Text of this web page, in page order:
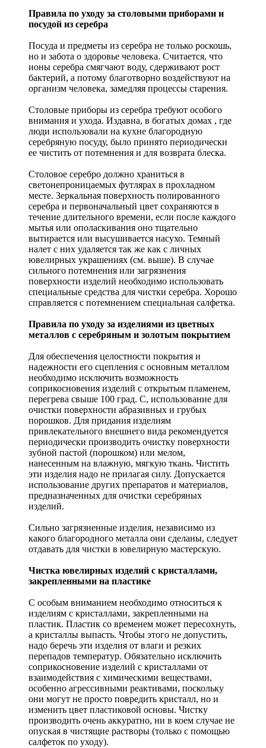
Правила по уходу за столовыми приборами и
посудой из серебра
Посуда и предметы из серебра не только роскошь,
но и забота о здоровье человека. Считается, что
ионы серебра смягчают воду, сдерживают рост
бактерий, а потому благотворно воздействуют на
организм человека, замедляя процессы старения.
Столовые приборы из серебра требуют особого
внимания и ухода. Издавна, в богатых домах , где
люди использовали на кухне благородную
серебряную посуду, было принято периодически
ее чистить от потемнения и для возврата блеска.
Столовое серебро должно храниться в
светонепроницаемых футлярах в прохладном
месте. Зеркальная поверхность полированного
серебра и первоначальный цвет сохраняются в
течение длительного времени, если после каждого
мытья или ополаскивания оно тщательно
вытирается или высушивается насухо. Темный
налет с них удаляется так же как с личных
ювелирных украшениях (см. выше). В случае
сильного потемнения или загрязнения
поверхности изделий необходимо использовать
специальные средства для чистки серебра. Хорошо
справляется с потемнением специальная салфетка.
Правила по уходу за изделиями из цветных
металлов с серебряным и золотым покрытием
Для обеспечения целостности покрытия и
надежности его сцепления с основным металлом
необходимо исключить возможность
соприкосновения изделий с открытым пламенем,
перегрева свыше 100 град. С, использование для
очистки поверхности абразивных и грубых
порошков. Для придания изделиям
привлекательного внешнего вида рекомендуется
периодически производить очистку поверхности
зубной пастой (порошком) или мелом,
нанесенным на влажную, мягкую ткань. Чистить
эти изделия надо не прилагая силу. Допускается
использование других препаратов и материалов,
предназначенных для очистки серебряных
изделий.
Сильно загрязненные изделия, независимо из
какого благородного металла они сделаны, следует
отдавать для чистки в ювелирную мастерскую.
Чистка ювелирных изделий с кристаллами,
закрепленными на пластике
С особым вниманием необходимо относиться к
изделиям с кристаллами, закрепленными на
пластик. Пластик со временем может пересохнуть,
а кристаллы выпасть. Чтобы этого не допустить,
надо беречь эти изделия от влаги и резких
перепадов температур. Обязательно исключить
соприкосновение изделий с кристаллами от
взаимодействия с химическими веществами,
особенно агрессивными реактивами, поскольку
они могут не просто повредить кристалл, но и
изменить цвет пластиковой основы. Чистку
производить очень аккуратно, ни в коем случае не
опуская в чистящие растворы (только с помощью
салфеток по уходу).